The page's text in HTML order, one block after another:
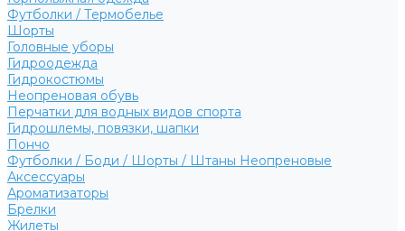
Футболки / Термобелье
Шорты
Головные уборы
Гидроодежда
Гидрокостюмы
Неопреновая обувь
Перчатки для водных видов спорта
Гидрошлемы, повязки, шапки
Пончо
Футболки / Боди / Шорты / Штаны Неопреновые
Аксессуары
Ароматизаторы
Брелки
Жилеты